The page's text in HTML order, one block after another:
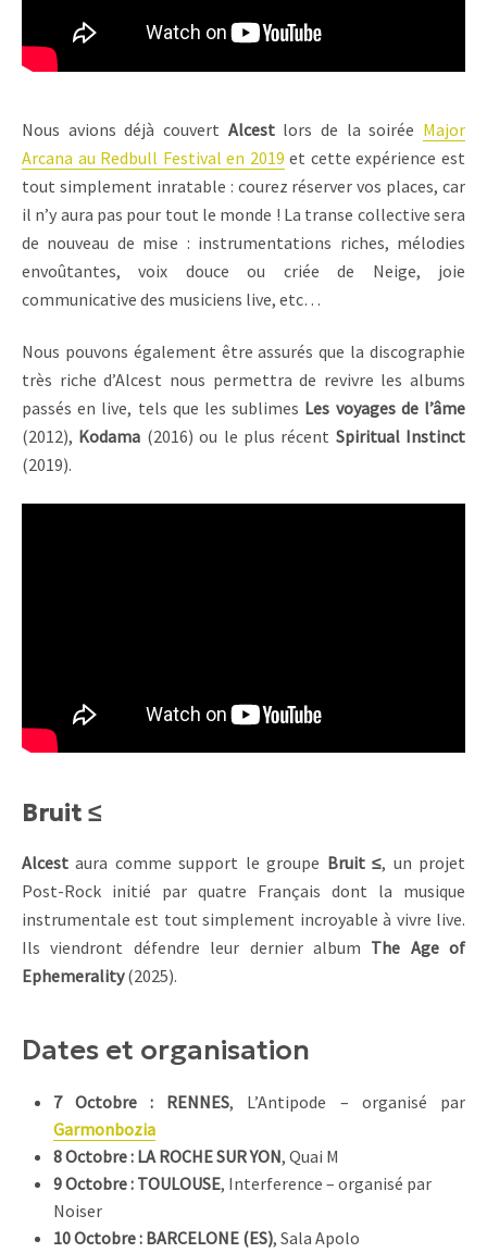
Nous avions déjà couvert Alcestlors de la soirée Major
Arcana au Redbull Festival en 2019 et cette expérience est
tout simplement inratable : courez réserver vos places, car
il n’y aura pas pour tout le monde ! La transe collective sera
de nouveau de mise : instrumentations riches, mélodies
envoûtantes, voix douce ou criée de Neige, joie
communicative des musiciens live, etc…
Nous pouvons également être assurés que la discographie
très riche d’Alcest nous permettra de revivre les albums
passés en live, tels que les sublimes Les voyages de l’âme
(2012), Kodama (2016) ou le plus récent Spiritual Instinct
(2019).
Bruit ≤
Alcest aura comme support le groupe Bruit ≤, un projet
Post-Rock initié par quatre Français dont la musique
instrumentale est tout simplement incroyable à vivre live.
Ils viendront défendre leur dernier album The Age of
Ephemerality(2025).
Dates et organisation
7 Octobre : RENNES, L’Antipode – organisé par
Garmonbozia
8 Octobre : LA ROCHE SUR YON, Quai M
9 Octobre : TOULOUSE, Interference – organisé par
Noiser
10 Octobre : BARCELONE (ES), Sala Apolo